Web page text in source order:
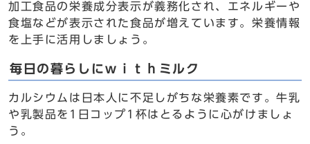
加工食品の栄養成分表示が義務化され、エネルギーや
食塩などが表示された食品が増えています。栄養情報
を上手に活用しましょう。
毎日の暮らしにｗｉｔｈミルク
カルシウムは日本人に不足しがちな栄養素です。牛乳
や乳製品を1日コップ1杯はとるように心がけましょ
う。